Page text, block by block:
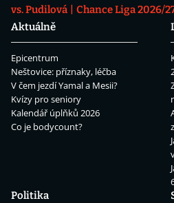
vs. Pudilová
Chance Liga 2026/
Aktuálně
Epicentrum
Neštovice: příznaky, léčba
V čem jezdí Yamal a Mesii?
Kvízy pro seniory
Kalendář úplňků 2026
Co je bodycount?
Politika